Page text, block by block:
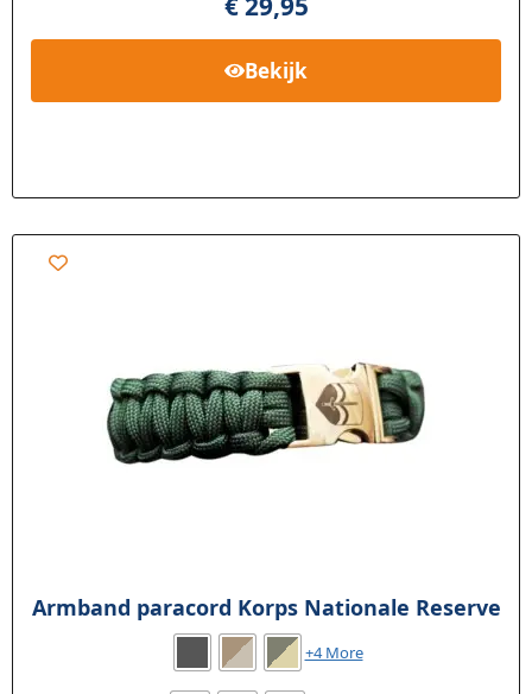
Bekijk
Armband paracord Korps Nationale Reserve
+4 More